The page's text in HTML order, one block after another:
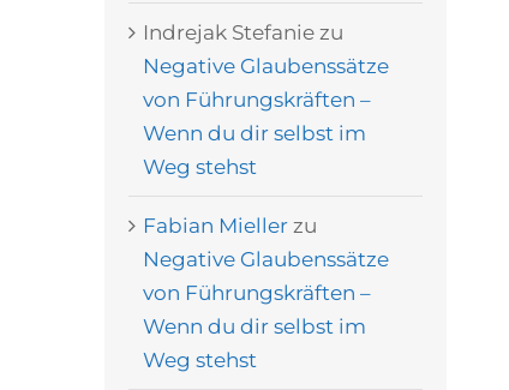
Indrejak Stefaniezu
Negative Glaubenssätze
von Führungskräften –
Wenn du dir selbst im
Weg stehst
Fabian Miellerzu
Negative Glaubenssätze
von Führungskräften –
Wenn du dir selbst im
Weg stehst